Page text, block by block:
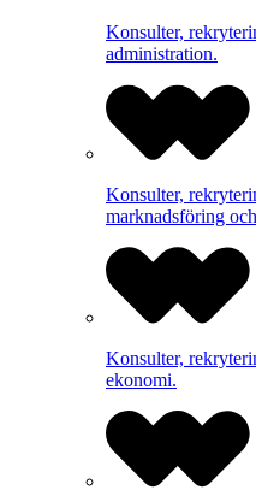
Konsulter,
administration.
Konsulter,
marknadsföring
Konsulter,
ekonomi.